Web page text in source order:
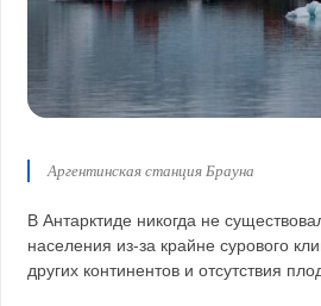
Аргентинская станция Брауна
В Антарктиде никогда не
населения из-за крайне сурового
других континентов и отсутствия